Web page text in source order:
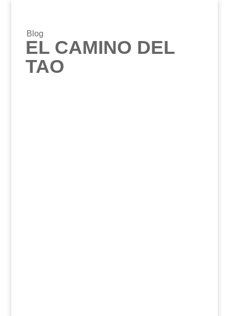
EL CAMINO DEL
TAO
Blog